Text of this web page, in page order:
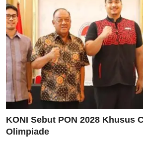
KONI Sebut PON 2028 Khusus
Olimpiade